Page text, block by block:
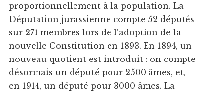
proportionnellement à la population. La
Députation jurassienne compte 52 députés
sur 271 membres lors de l’adoption de la
nouvelle Constitution en 1893. En 1894, un
nouveau quotient est introduit : on compte
désormais un député pour 2500 âmes, et,
en 1914, un député pour 3000 âmes. La